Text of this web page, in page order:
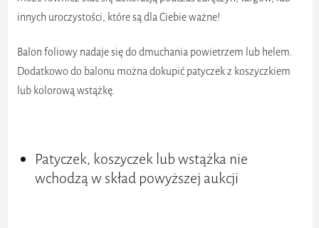
innych uroczystości, które są dla Ciebie ważne!
Balon foliowy nadaje się do dmuchania powietrzem lub helem.
Dodatkowo do balonu można dokupić patyczek z koszyczkiem
lub kolorową wstążkę.
Patyczek, koszyczek lub wstążka nie
wchodzą w skład powyższej aukcji